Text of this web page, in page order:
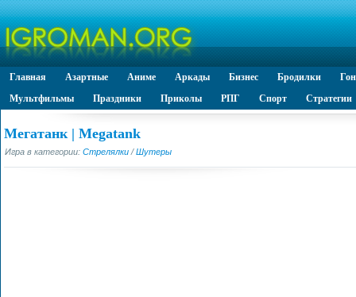
Главная Азартные Аниме Аркады Бизнес Бродилки
Мультфильмы
Праздники Приколы РПГ Спорт Стратегии
Мегатанк | Megatank
Игра в категории: Стрелялки /Шутеры